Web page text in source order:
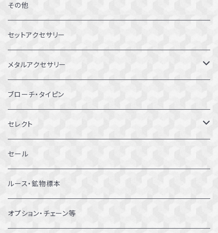
7～7.5号
8～8.5号
9～9.5号
10～10.5号
11～11.5号
12～12.5号
13～13.5号
14～14.5号
その他
セットアクセサリー
メタルアクセサリー
ピアス
リング
ブローチ・タイピン
セレクト
ブレスレット
セール
ルース・鉱物標本
オプション・チェーン等